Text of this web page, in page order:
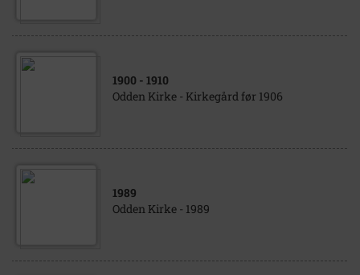
1900 - 1910
Odden Kirke - Kirkegård før 1906
1989
Odden Kirke - 1989